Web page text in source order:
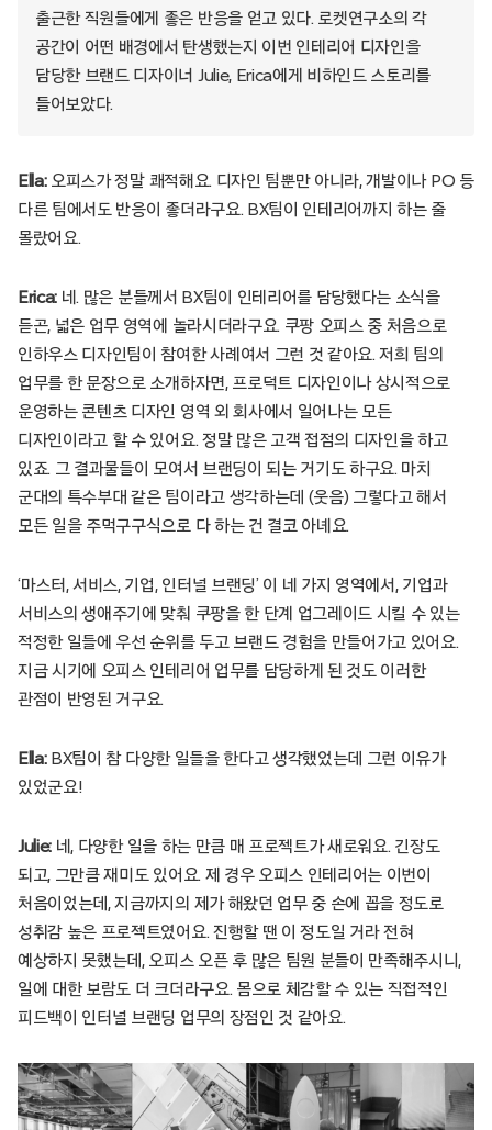
출근한 직원들에게 좋은 반응을 얻고 있다. 로켓연구소의 각
공간이 어떤 배경에서 탄생했는지 이번 인테리어 디자인을
담당한 브랜드 디자이너 Julie, Erica에게 비하인드 스토리를
들어보았다.
Ella: 오피스가 정말 쾌적해요. 디자인 팀뿐만 아니라, 개발이나 PO 등
다른 팀에서도 반응이 좋더라구요. BX팀이 인테리어까지 하는 줄
몰랐어요.
Erica: 네. 많은 분들께서 BX팀이 인테리어를 담당했다는 소식을
듣곤, 넓은 업무 영역에 놀라시더라구요. 쿠팡 오피스 중 처음으로
인하우스 디자인팀이 참여한 사례여서 그런 것 같아요. 저희 팀의
업무를 한 문장으로 소개하자면, 프로덕트 디자인이나 상시적으로
운영하는 콘텐츠 디자인 영역 외 회사에서 일어나는 모든
디자인이라고 할 수 있어요. 정말 많은 고객 접점의 디자인을 하고
있죠. 그 결과물들이 모여서 브랜딩이 되는 거기도 하구요. 마치
군대의 특수부대 같은 팀이라고 생각하는데 (웃음) 그렇다고 해서
모든 일을 주먹구구식으로 다 하는 건 결코 아녜요.
‘마스터, 서비스, 기업, 인터널 브랜딩’ 이 네 가지 영역에서, 기업과
서비스의 생애주기에 맞춰 쿠팡을 한 단계 업그레이드 시킬 수 있는
적정한 일들에 우선 순위를 두고 브랜드 경험을 만들어가고 있어요.
지금 시기에 오피스 인테리어 업무를 담당하게 된 것도 이러한
관점이 반영된 거구요.
Ella: BX팀이 참 다양한 일들을 한다고 생각했었는데 그런 이유가
있었군요!
Julie: 네, 다양한 일을 하는 만큼 매 프로젝트가 새로워요. 긴장도
되고, 그만큼 재미도 있어요. 제 경우 오피스 인테리어는 이번이
처음이었는데, 지금까지의 제가 해왔던 업무 중 손에 꼽을 정도로
성취감 높은 프로젝트였어요. 진행할 땐 이 정도일 거라 전혀
예상하지 못했는데, 오피스 오픈 후 많은 팀원 분들이 만족해주시니,
일에 대한 보람도 더 크더라구요. 몸으로 체감할 수 있는 직접적인
피드백이 인터널 브랜딩 업무의 장점인 것 같아요.